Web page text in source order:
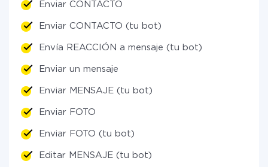
Enviar CONTACTO
Enviar CONTACTO (tu bot)
Envía REACCIÓN a mensaje (tu bot)
Enviar un mensaje
Enviar MENSAJE (tu bot)
Enviar FOTO
Enviar FOTO (tu bot)
Editar MENSAJE (tu bot)